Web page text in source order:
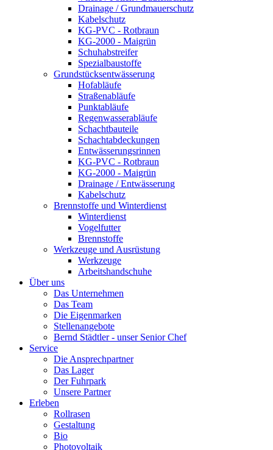
Drainage / Grundmauerschutz
Kabelschutz
KG-PVC - Rotbraun
KG-2000 - Maigrün
Schuhabstreifer
Spezialbaustoffe
Grundstücksentwässerung
Hofabläufe
Straßenabläufe
Punktabläufe
Regenwasserabläufe
Schachtbauteile
Schachtabdeckungen
Entwässerungsrinnen
KG-PVC - Rotbraun
KG-2000 - Maigrün
Drainage / Entwässerung
Kabelschutz
Brennstoffe und Winterdienst
Winterdienst
Vogelfutter
Brennstoffe
Werkzeuge und Ausrüstung
Werkzeuge
Arbeitshandschuhe
Über uns
Das Unternehmen
Das Team
Die Eigenmarken
Stellenangebote
Bernd Städtler - unser Senior Chef
Service
Die Ansprechpartner
Das Lager
Der Fuhrpark
Unsere Partner
Erleben
Rollrasen
Gestaltung
Bio
Photovoltaik